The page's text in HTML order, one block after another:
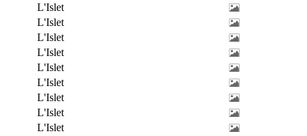
L'Islet
L'Islet
L'Islet
L'Islet
L'Islet
L'Islet
L'Islet
L'Islet
L'Islet